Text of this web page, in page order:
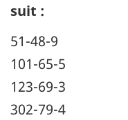
suit :
51-48-9
101-65-5
123-69-3
302-79-4